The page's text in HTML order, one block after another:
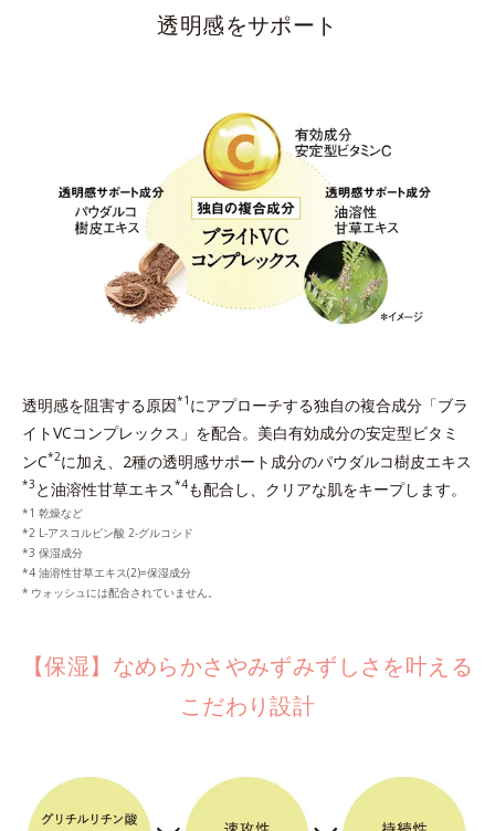
透明感をサポート
透明感を阻害する原因*1 にアプローチする独自の複合成分「ブラ
イトVCコンプレックス」を配合。美白有効成分の安定型ビタミ
ンC*2に加え、2種の透明感サポート成分のパウダルコ樹皮エキス
*3 と油溶性甘草エキス*4も配合し、クリアな肌をキープします。
乾燥など
L-アスコルビン酸 2-グルコシド
保湿成分
油溶性甘草エキス(2)=保湿成分
ウォッシュには配合されていません。
【保湿】なめらかさやみずみずしさを叶える
こだわり設計